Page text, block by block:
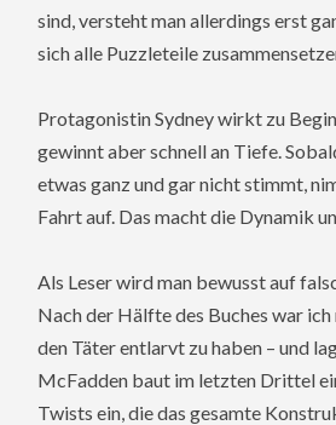
sind, versteht man allerdings erst
sich alle Puzzleteile
Protagonistin Sydney wirkt zu
gewinnt aber schnell an Tiefe.
etwas ganz und gar nicht stimmt,
Fahrt auf. Das macht die Dynamik
Als Leser wird man bewusst auf
Nach der Hälfte des Buches war
den Täter entlarvt zu haben – und
McFadden baut im letzten Drittel
Twists ein, die das gesamte